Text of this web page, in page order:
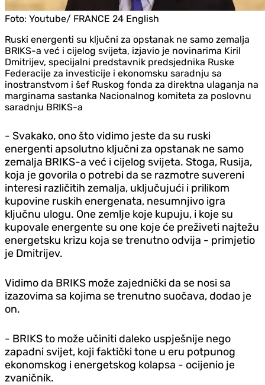
Foto: Youtube/ FRANCE 24 English
Ruski energenti su ključni za opstanak ne samo zemalja
BRIKS-a već i cijelog svijeta, izjavio je novinarima Kiril
Dmitrijev, specijalni predstavnik predsjednika Ruske
Federacije za investicije i ekonomsku saradnju sa
inostranstvom i šef Ruskog fonda za direktna ulaganja na
marginama sastanka Nacionalnog komiteta za poslovnu
saradnju BRIKS-a
- Svakako, ono što vidimo jeste da su ruski
energenti apsolutno ključni za opstanak ne samo
zemalja BRIKS-a već i cijelog svijeta. Stoga, Rusija,
koja je govorila o potrebi da se razmotre suvereni
interesi različitih zemalja, uključujući i prilikom
kupovine ruskih energenata, nesumnjivo igra
ključnu ulogu. One zemlje koje kupuju, i koje su
kupovale energente su one koje će preživeti najtežu
energetsku krizu koja se trenutno odvija - primjetio
je Dmitrijev.
Vidimo da BRIKS može zajednički da se nosi sa
izazovima sa kojima se trenutno suočava, dodao je
on.
- BRIKS to može učiniti daleko uspješnije nego
zapadni svijet, koji faktički tone u eru potpunog
ekonomskog i energetskog kolapsa - ocijenio je
zvaničnik.